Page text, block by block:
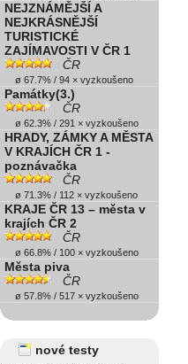
NEJZNÁMĚJŠÍ A
NEJKRÁSNĚJŠÍ
TURISTICKÉ
ZAJÍMAVOSTI V ČR 1
ČR
ø 67.7% / 94 × vyzkoušeno
Památky(3.)
ČR
ø 62.3% / 291 × vyzkoušeno
HRADY, ZÁMKY A MĚSTA
V KRAJÍCH ČR 1 -
poznávačka
ČR
ø 71.3% / 112 × vyzkoušeno
KRAJE ČR 13 – města v
krajích ČR 2
ČR
ø 66.8% / 100 × vyzkoušeno
Města piva
ČR
ø 57.8% / 517 × vyzkoušeno
nové testy